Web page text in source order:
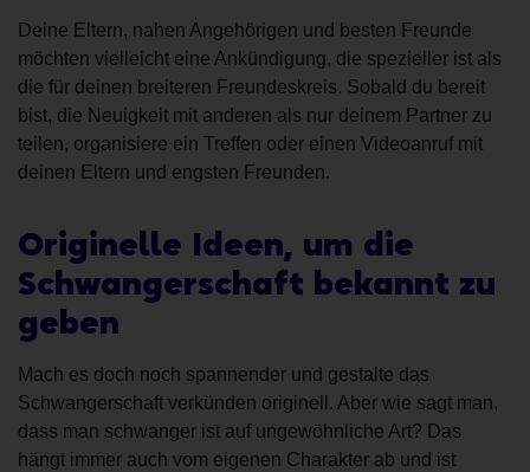
Deine Eltern, nahen Angehörigen und besten Freunde
möchten vielleicht eine Ankündigung, die spezieller ist als
die für deinen breiteren Freundeskreis. Sobald du bereit
bist, die Neuigkeit mit anderen als nur deinem Partner zu
teilen, organisiere ein Treffen oder einen Videoanruf mit
deinen Eltern und engsten Freunden.
Originelle Ideen, um die
Schwangerschaft bekannt zu
geben
Mach es doch noch spannender und gestalte das
Schwangerschaft verkünden originell. Aber wie sagt man,
dass man schwanger ist auf ungewöhnliche Art? Das
hängt immer auch vom eigenen Charakter ab und ist